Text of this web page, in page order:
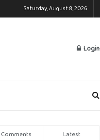
Saturday, August 8, 2026
Login
Comments Latest